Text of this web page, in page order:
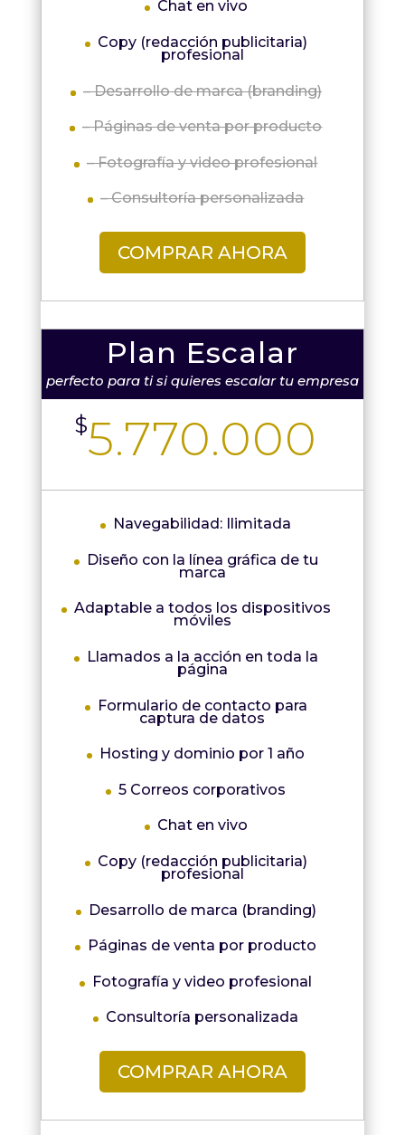
Chat en vivo
Copy (redacción publicitaria)
profesional
– Desarrollo de marca (branding)
– Páginas de venta por producto
– Fotografía y video profesional
– Consultoría personalizada
COMPRAR AHORA
Plan Escalar
perfecto para ti si quieres escalar tu empresa
$5.770.000
Navegabilidad: Ilimitada
Diseño con la línea gráfica de tu
marca
Adaptable a todos los dispositivos
móviles
Llamados a la acción en toda la
página
Formulario de contacto para
captura de datos
Hosting y dominio por 1 año
5 Correos corporativos
Chat en vivo
Copy (redacción publicitaria)
profesional
Desarrollo de marca (branding)
Páginas de venta por producto
Fotografía y video profesional
Consultoría personalizada
COMPRAR AHORA